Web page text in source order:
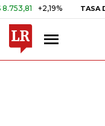
+2,19% TASA DE